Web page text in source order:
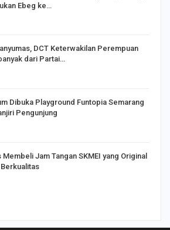
Ebeg ke…
DCT Keterwakilan Perempuan
dari Partai…
Dibuka Playground Funtopia Semarang
Pengunjung
Membeli Jam Tangan SKMEI yang Original